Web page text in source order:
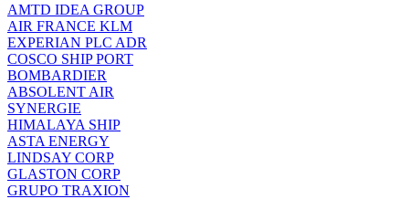
AMTD IDEA GROUP
AIR FRANCE KLM
EXPERIAN PLC ADR
COSCO SHIP PORT
BOMBARDIER
ABSOLENT AIR
SYNERGIE
HIMALAYA SHIP
ASTA ENERGY
LINDSAY CORP
GLASTON CORP
GRUPO TRAXION